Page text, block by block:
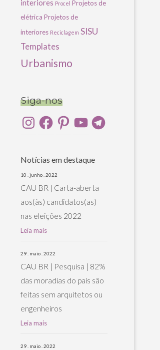
interiores Procel Projetos de
elétrica Projetos de
interiores Reciclagem SISU
Templates
Urbanismo
Siga-nos
InstagramFacebookPinterestYouTubeTelegram
Notícias em destaque
10 . junho . 2022
CAU BR | Carta-aberta
aos(às) candidatos(as)
nas eleições 2022
Leia mais
29 . maio . 2022
CAU BR | Pesquisa | 82%
das moradias do país são
feitas sem arquitetos ou
engenheiros
Leia mais
29 . maio . 2022